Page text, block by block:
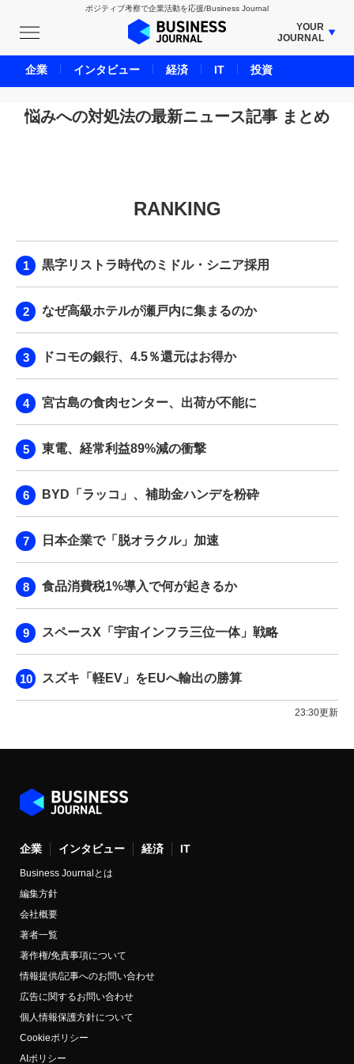
ポジティブ考察で企業活動を応援/Business Journal
YOUR
JOURNAL
BUSINESS JOURNAL
UNICORN JOURNAL
CARBON CREDITS JOURNAL
LIFE ENDING JOURNAL
BPaaS JOURNAL
悩みへの対処法の最新ニュース記事 まとめ
RANKING
黒字リストラ時代のミドル・シニア採用
なぜ高級ホテルが瀬戸内に集まるのか
ドコモの銀行、4.5％還元はお得か
宮古島の食肉センター、出荷が不能に
東電、経常利益89%減の衝撃
BYD「ラッコ」、補助金ハンデを粉砕
日本企業で「脱オラクル」加速
食品消費税1%導入で何が起きるか
スペースX「宇宙インフラ三位一体」戦略
スズキ「軽EV」をEUへ輸出の勝算
23:30更新
企業 インタビュー 経済 IT
Business Journalとは
編集方針
会社概要
著者一覧
著作権/免責事項について
情報提供/記事へのお問い合わせ
広告に関するお問い合わせ
個人情報保護方針について
Cookieポリシー
AIポリシー
企業 インタビュー 経済 IT 投資